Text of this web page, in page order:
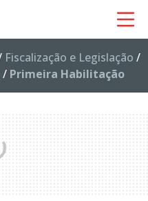
Fiscalização e Legislação /
/ Primeira Habilitação